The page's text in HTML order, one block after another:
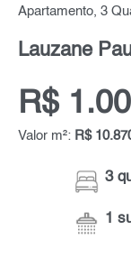
Lauzane
R$
Valor m²: R$
3
1